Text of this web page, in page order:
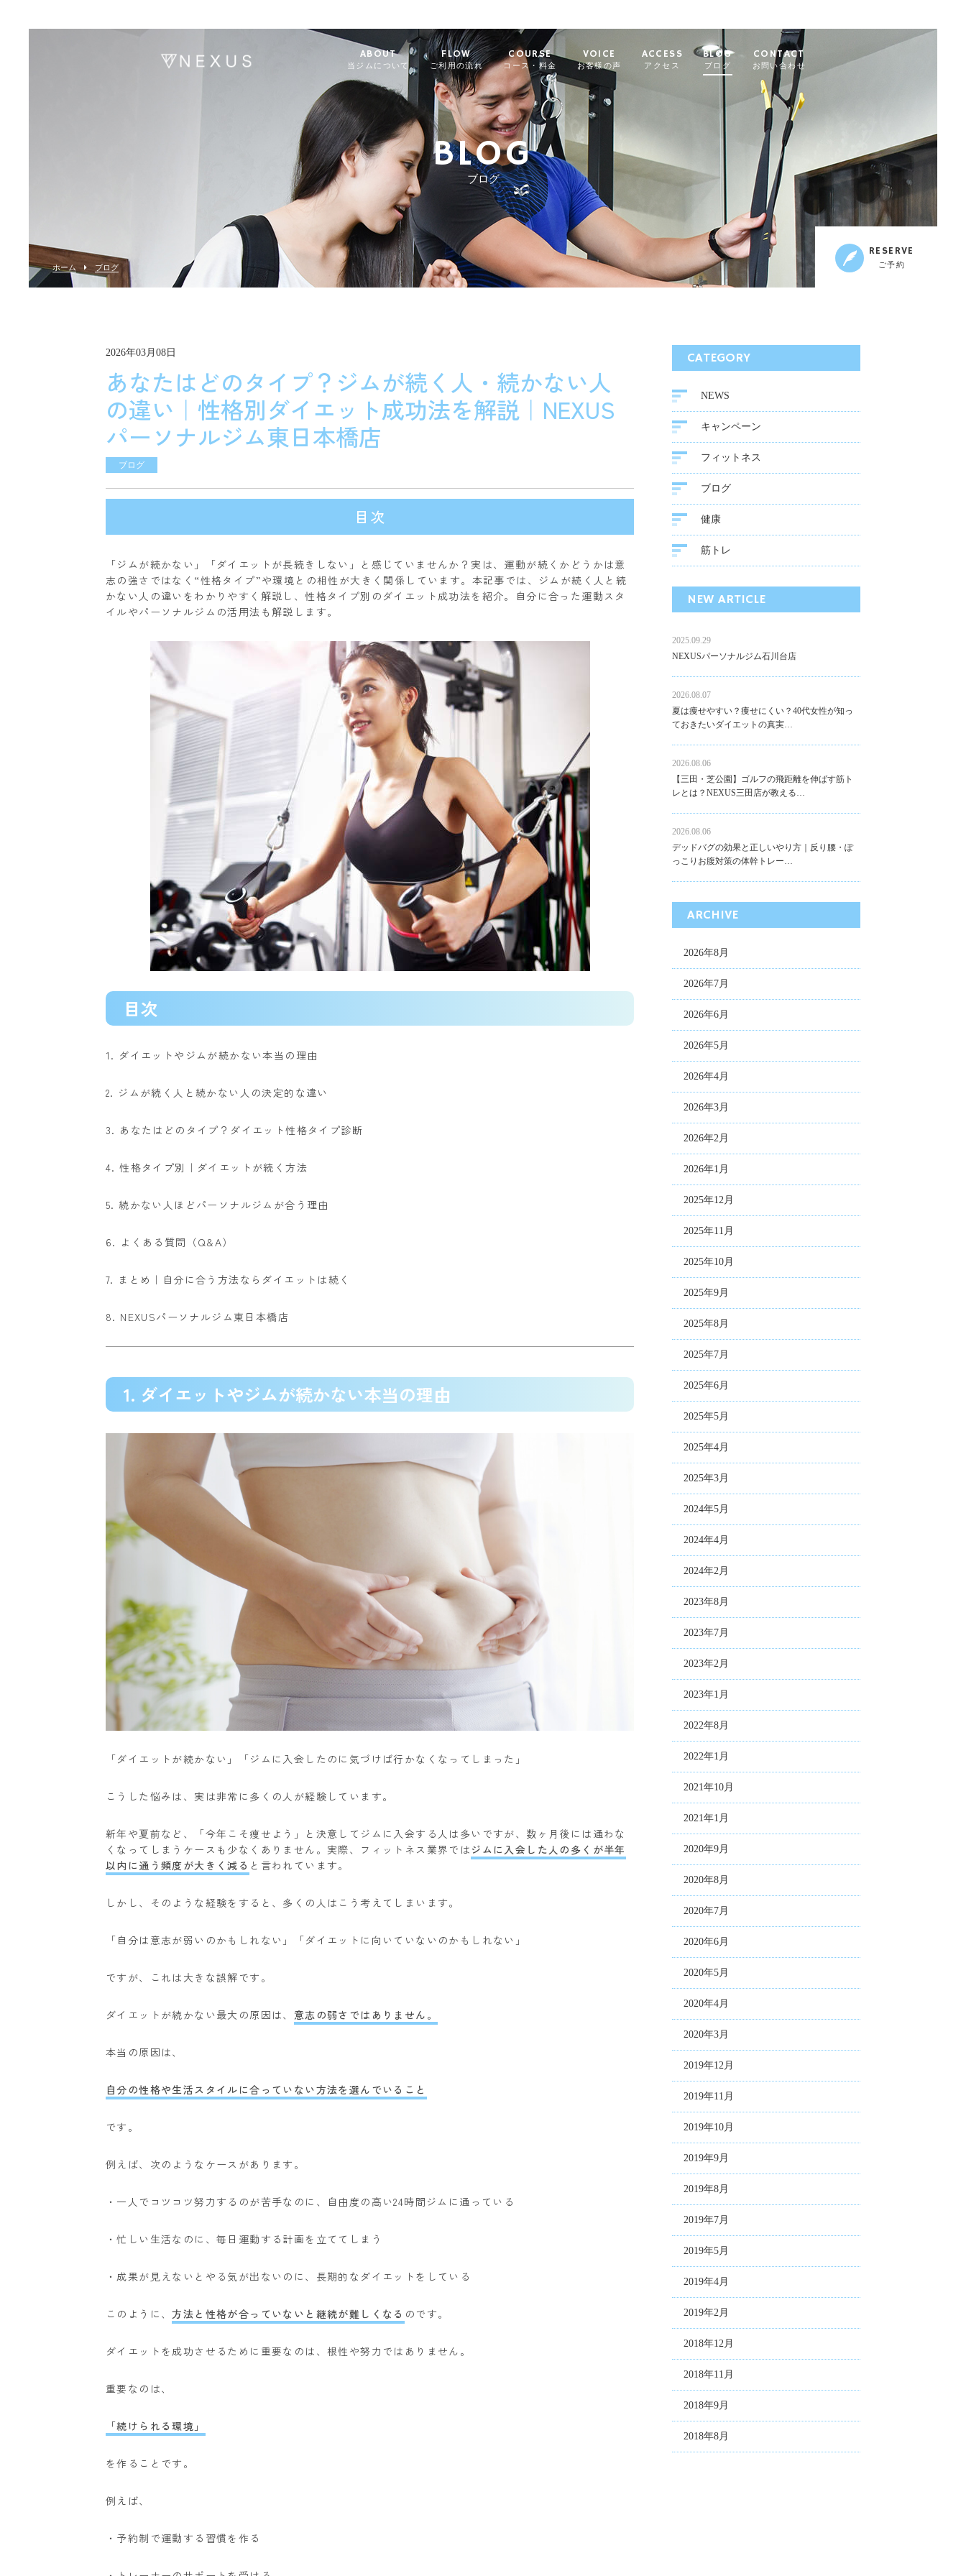
ABOUT
当ジムについて
FLOW
ご利用の流れ
COURSE
コース・料金
VOICE
お客様の声
ACCESS
アクセス
BLOG
ブログ
CONTACT
お問い合わせ
BLOG
ブログ
ホーム ブログ
RESERVE
ご予約
2026年03月08日
あなたはどのタイプ？ジムが続く人・続かない人
の違い｜性格別ダイエット成功法を解説｜NEXUS
パーソナルジム東日本橋店
ブログ
目次
「ジムが続かない」「ダイエットが長続きしない」と感じていませんか？実は、運動が続くかどうかは意
志の強さではなく“性格タイプ”や環境との相性が大きく関係しています。本記事では、ジムが続く人と続
かない人の違いをわかりやすく解説し、性格タイプ別のダイエット成功法を紹介。自分に合った運動スタ
イルやパーソナルジムの活用法も解説します。
目次
1. ダイエットやジムが続かない本当の理由
2. ジムが続く人と続かない人の決定的な違い
3. あなたはどのタイプ？ダイエット性格タイプ診断
4. 性格タイプ別｜ダイエットが続く方法
5. 続かない人ほどパーソナルジムが合う理由
6. よくある質問（Q&A）
7. まとめ｜自分に合う方法ならダイエットは続く
8. NEXUSパーソナルジム東日本橋店
1. ダイエットやジムが続かない本当の理由
「ダイエットが続かない」 「ジムに入会したのに気づけば行かなくなってしまった」
こうした悩みは、実は非常に多くの人が経験しています。
新年や夏前など、「今年こそ痩せよう」と決意してジムに入会する人は多いですが、数ヶ月後には通わな
くなってしまうケースも少なくありません。実際、フィットネス業界では ジムに入会した人の多くが半年
以内に通う頻度が大きく減る と言われています。
しかし、そのような経験をすると、多くの人はこう考えてしまいます。
「自分は意志が弱いのかもしれない」 「ダイエットに向いていないのかもしれない」
ですが、これは大きな誤解です。
ダイエットが続かない最大の原因は、 意志の弱さではありません。
本当の原因は、
自分の性格や生活スタイルに合っていない方法を選んでいること
です。
例えば、次のようなケースがあります。
・一人でコツコツ努力するのが苦手なのに、自由度の高い24時間ジムに通っている
・忙しい生活なのに、毎日運動する計画を立ててしまう
・成果が見えないとやる気が出ないのに、長期的なダイエットをしている
このように、方法と性格が合っていないと継続が難しくなる のです。
ダイエットを成功させるために重要なのは、根性や努力ではありません。
重要なのは、
「続けられる環境」
を作ることです。
例えば、
・予約制で運動する習慣を作る
CATEGORY
NEWS
キャンペーン
フィットネス
ブログ
健康
筋トレ
NEW ARTICLE
2025.09.29
NEXUSパーソナルジム石川台店
2026.08.07
夏は痩せやすい？痩せにくい？40代女性が知っ
ておきたいダイエットの真実…
2026.08.06
【三田・芝公園】ゴルフの飛距離を伸ばす筋ト
レとは？NEXUS三田店が教える…
2026.08.06
デッドバグの効果と正しいやり方｜反り腰・ぽ
っこりお腹対策の体幹トレー…
ARCHIVE
2026年8月
2026年7月
2026年6月
2026年5月
2026年4月
2026年3月
2026年2月
2026年1月
2025年12月
2025年11月
2025年10月
2025年9月
2025年8月
2025年7月
2025年6月
2025年5月
2025年4月
2025年3月
2024年5月
2024年4月
2024年2月
2023年8月
2023年7月
2023年2月
2023年1月
2022年8月
2022年1月
2021年10月
2021年1月
2020年9月
2020年8月
2020年7月
2020年6月
2020年5月
2020年4月
2020年3月
2019年12月
2019年11月
2019年10月
2019年9月
2019年8月
2019年7月
2019年5月
2019年4月
2019年2月
2018年12月
2018年11月
2018年9月
2018年8月